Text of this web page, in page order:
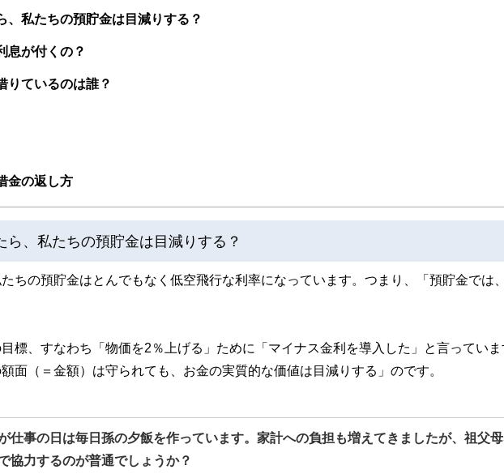
０〜５０歳代の独身女性からは、生命保険や投資、それに不動産。また２０〜３０歳代の若年経営者からは、生
、私たちの預貯金は目減りする？
息が付くの？
りているのは誰？
金の返し方
ら、私たちの預貯金は目減りする？
ちの預貯金はとんでもなく低空飛行な利率になっています。つまり、「預貯金では
標、すなわち「物価を2％上げる」ために「マイナス金利を導入した」と言ってい
面（＝金額）は守られても、お金の実質的な価値は目減りする」のです。
仕事の日は毎日孫の夕飯を作っています。家計への負担も増えてきましたが、祖父
協力するのが普通でしょうか？